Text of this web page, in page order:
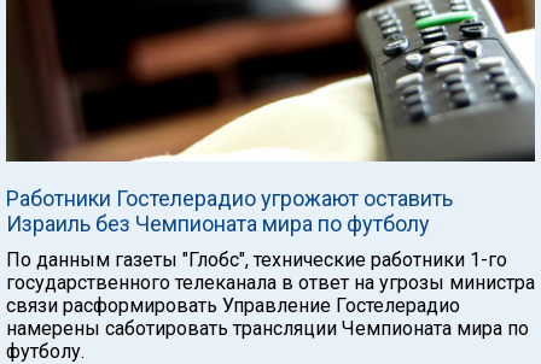
Работники Гостелерадио угрожают оставить
Израиль без Чемпионата мира по футболу
По данным газеты "Глобс", технические работники 1-го
государственного телеканала в ответ на угрозы министра
связи расформировать Управление Гостелерадио
намерены саботировать трансляции Чемпионата мира по
футболу.